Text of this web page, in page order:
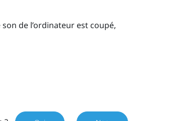
de l’ordinateur est coupé,